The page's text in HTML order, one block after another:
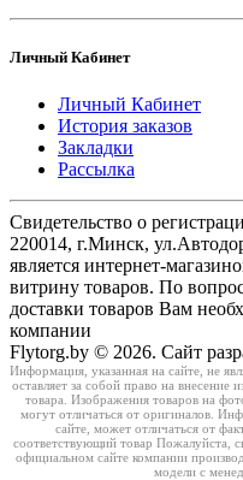
Личный Кабинет
Личный Кабинет
История заказов
Закладки
Рассылка
Свидетельство о
220014, г.Минск,
является интернет-
витрину товаров. По
доставки товаров Вам
компании
Flytorg.by © 2026. Сайт
Информация, указанная на сайте, не
оставляет за собой право на
товара. Изображения товаров на
могут отличаться от оригиналов.
сайте, может отличаться от
соответствующий товар Пожалуйста,
официальном сайте компании
модели с